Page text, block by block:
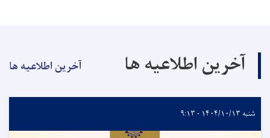
آخرین اطلاعیه ها آخرین اطلاعیه ها
شنبه ۱۴۰۴/۱۰/۱۳ - ۹:۱۳